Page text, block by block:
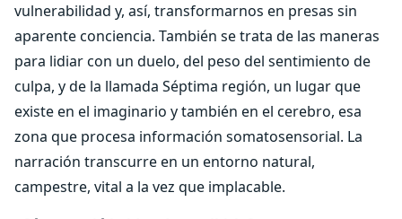
vulnerabilidad y, así, transformarnos en presas sin
aparente conciencia. También se trata de las maneras
para lidiar con un duelo, del peso del sentimiento de
culpa, y de la llamada Séptima región, un lugar que
existe en el imaginario y también en el cerebro, esa
zona que procesa información somatosensorial. La
narración transcurre en un entorno natural,
campestre, vital a la vez que implacable.